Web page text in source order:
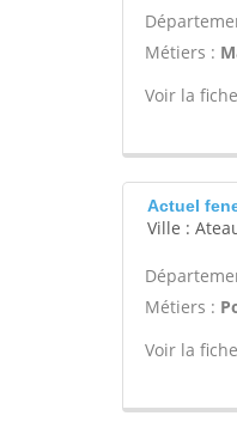
Métiers :
Voir la
Actuel
Ville :
Métiers :
Voir la